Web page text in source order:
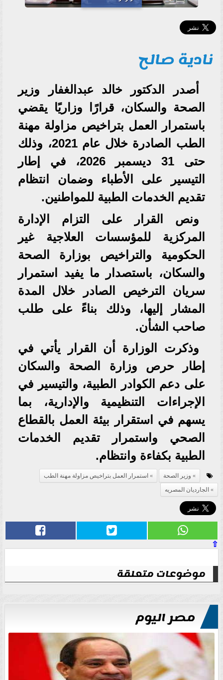
نادية صالح
أصدر الدكتور خالد عبدالغفار وزير
الصحة والسكان، قرارًا وزاريًا يقضي
باستمرار العمل بتراخيص مزاولة مهنة
الطب الصادرة خلال عام 2021، وذلك
حتى 31 ديسمبر 2026، في إطار
التيسير على الأطباء وضمان انتظام
تقديم الخدمات الطبية للمواطنين.
ونص القرار على التزام الإدارة
المركزية للمؤسسات العلاجية غير
الحكومية والتراخيص بوزارة الصحة
والسكان، باستصدار ما يفيد استمرار
سريان الترخيص الصادر خلال المدة
المشار إليها، وذلك بناءً على طلب
صاحب الشأن.
وذكرت الوزارة أن القرار يأتي في
إطار حرص وزارة الصحة والسكان
على دعم الكوادر الطبية، والتيسير في
الإجراءات التنظيمية والإدارية، بما
يسهم في استقرار بيئة العمل بالقطاع
الصحي واستمرار تقديم الخدمات
الطبية بكفاءة وانتظام.
وزير الصحة
استمرار العمل بتراخيص مزاولة مهنة الطب
الجارديان المصريه
⇧
موضوعات متعلقة
مصر اليوم